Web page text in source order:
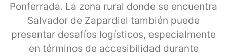
Ponferrada. La zona rural donde se encuentra
Salvador de Zapardiel también puede
presentar desafíos logísticos, especialmente
en términos de accesibilidad durante